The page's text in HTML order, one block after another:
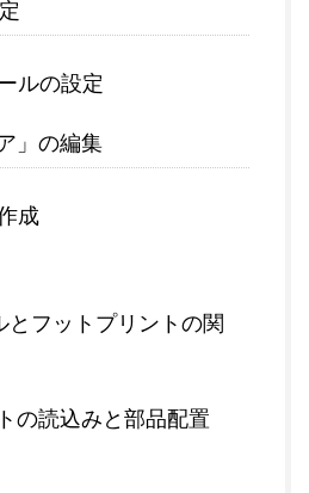
ルの設定
」の編集
成
とフットプリントの関
の読込みと部品配置